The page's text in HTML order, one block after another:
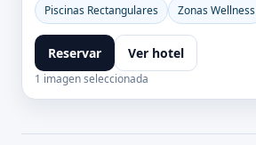
Piscinas Rectangulares
Zonas Wellness
Reservar Ver hotel
1 imagen seleccionada